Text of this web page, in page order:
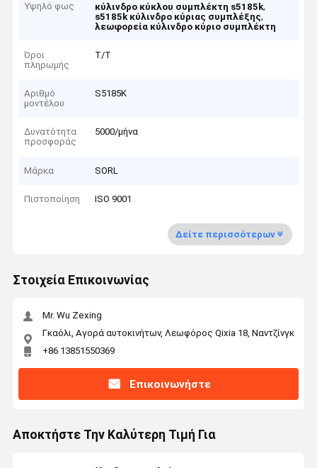
Υψηλό φως κύλινδρο κύκλου συμπλέκτη s5185k,
s5185k κύλινδρο κύριας συμπλέξης,
λεωφορεία κύλινδρο κύριο συμπλέκτη
Όροι
πληρωμής
Τ/Τ
Αριθμό
μοντέλου
S5185K
Δυνατότητα
προσφοράς
5000/μήνα
Μάρκα SORL
Πιστοποίηση ISO 9001
Δείτε περισσότερων
Στοιχεία Επικοινωνίας
Mr. Wu Zexing
Γκαόλι, Αγορά αυτοκινήτων, Λεωφόρος Qixia 18, Ναντζίνγκ
+86 13851550369
Επικοινωνήστε
Αποκτήστε Την Καλύτερη Τιμή Για